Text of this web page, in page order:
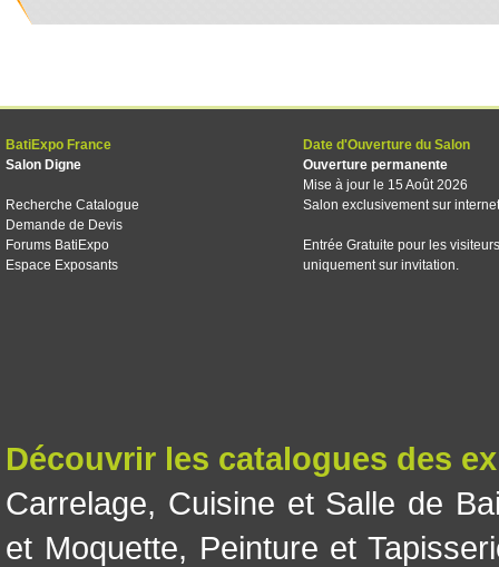
BatiExpo France
Salon Digne
Recherche Catalogue
Demande de Devis
Forums BatiExpo
Espace Exposants
Date d'Ouverture du Salon
Ouverture permanente
Mise à jour le 15 Août 2026
Salon exclusivement sur internet
Entrée Gratuite pour les visiteurs
uniquement sur invitation.
Découvrir les catalogues des
Carrelage, Cuisine et Salle de
et Moquette, Peinture et